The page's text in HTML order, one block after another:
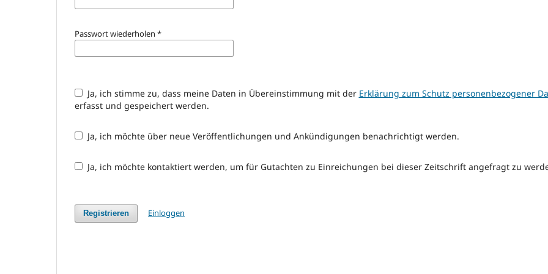
Passwort wiederholen *
Ja, ich stimme zu, dass meine Daten in Übereinstimmung mit der Erklärung zum Schutz personenbezogener
erfasst und gespeichert werden.
Ja, ich möchte über neue Veröffentlichungen und Ankündigungen benachrichtigt werden.
Ja, ich möchte kontaktiert werden, um für Gutachten zu Einreichungen bei dieser Zeitschrift angefragt zu
Registrieren Einloggen